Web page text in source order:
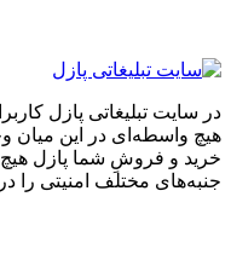
در سایت تبلیغاتی پازل
هیچ واسطه‌ای در این میان
خرید و فروشِ شما پازل هیچ
جنبه‌های مختلف امنیتی را